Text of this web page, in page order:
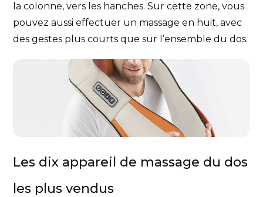
la colonne, vers les hanches. Sur cette zone, vous
pouvez aussi effectuer un massage en huit, avec
des gestes plus courts que sur l’ensemble du dos.
Les dix appareil de massage du dos
les plus vendus